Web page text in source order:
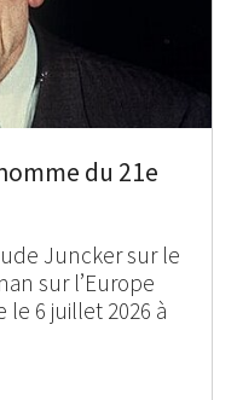
du 21e
Juncker sur le
sur l’Europe
le 6 juillet 2026 à